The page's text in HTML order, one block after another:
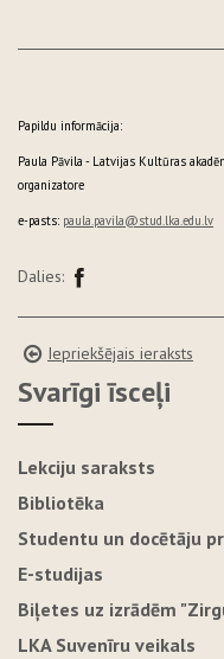
Papildu informācija:
Paula Pāvila - Latvijas Kultūras
organizatore
e-pasts: paula.pavila@stud.lka.edu.lv
Dalies:
Iepriekšējais ieraksts
Svarīgi īsceļi
Lekciju saraksts
Bibliotēka
Studentu un docētāju
E-studijas
Biļetes uz izrādēm
LKA Suvenīru veikals